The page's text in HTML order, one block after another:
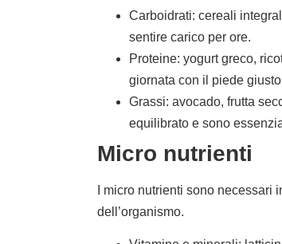
Carboidrati: cereali
sentire carico per ore.
Proteine: yogurt greco,
giornata con il piede
Grassi: avocado, frutta
equilibrato e sono
Micro nutrienti
I micro nutrienti sono
dell’organismo.